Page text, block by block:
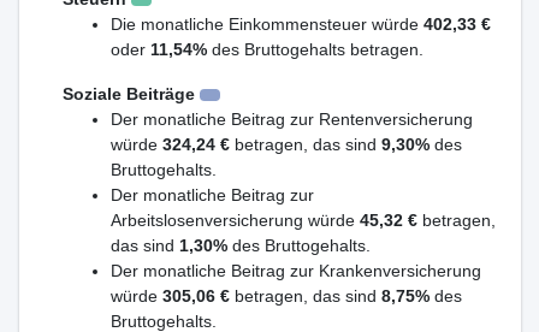
Die monatliche Einkommensteuer würde 402,33 €
oder 11,54% des Bruttogehalts betragen.
Soziale Beiträge
Der monatliche Beitrag zur Rentenversicherung
würde 324,24 € betragen, das sind 9,30% des
Bruttogehalts.
Der monatliche Beitrag zur
Arbeitslosenversicherung würde 45,32 € betragen,
das sind 1,30% des Bruttogehalts.
Der monatliche Beitrag zur Krankenversicherung
würde 305,06 € betragen, das sind 8,75% des
Bruttogehalts.